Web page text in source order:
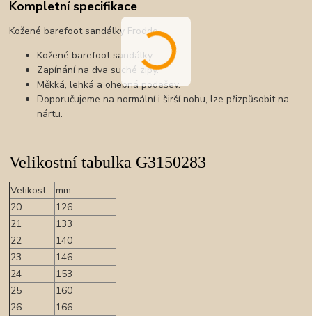
Kompletní specifikace
Kožené barefoot sandálky Froddo.
Kožené barefoot sandálky.
Zapínání na dva suché zipy.
Měkká, lehká a ohebná podešev.
Doporučujeme na normální i širší nohu, lze přizpůsobit na
nártu.
Velikostní tabulka G3150283
Velikost
mm
20
126
21
133
22
140
23
146
24
153
25
160
26
166